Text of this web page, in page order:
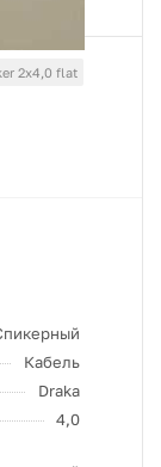
2x4,0 flat
Кабель
Draka
4,0